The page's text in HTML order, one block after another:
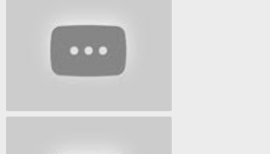
Lagu Timur yang Paling 2022